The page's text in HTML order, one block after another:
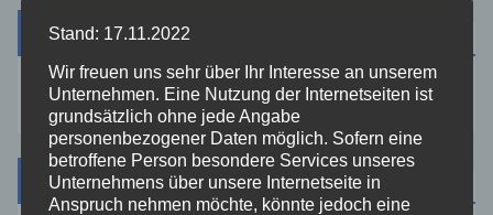
Suche
Kategorien
Stand: 17.11.2022
Wir freuen uns sehr über Ihr Interesse an unserem
Unternehmen. Eine Nutzung der Internetseiten ist
grundsätzlich ohne jede Angabe
personenbezogener Daten möglich. Sofern eine
betroffene Person besondere Services unseres
Unternehmens über unsere Internetseite in
Anspruch nehmen möchte, könnte jedoch eine